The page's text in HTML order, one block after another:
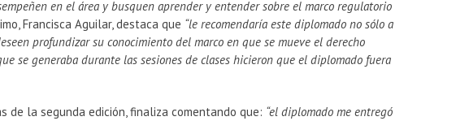
en el área y busquen aprender y entender sobre el marco regulatorio
Francisca Aguilar, destaca que “le recomendaría este diplomado no sólo a
profundizar su conocimiento del marco en que se mueve el derecho
se generaba durante las sesiones de clases hicieron que el diplomado fuera
de la segunda edición, finaliza comentando que: “el diplomado me entregó